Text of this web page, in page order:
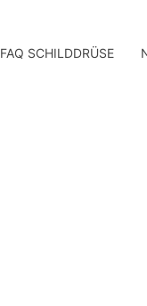
FAQ SCHILDDRÜSE